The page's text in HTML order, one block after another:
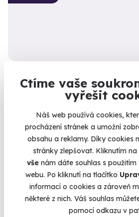
Ctíme vaše
vyřešit
Náš web používá cookies,
procházení stránek a umožní
obsahu a reklamy. Díky cookies
stránky zlepšovat. Kliknutím
vše nám dáte souhlas s
webu. Po kliknutí na tlačítko
informací o cookies a zároveň
některé z nich. Váš souhlas
pomocí odkazu v
Trofeo EVO
Zážitek, kde čísla mluví za vše: 620
Slovakia Ring
(+ 2 další lokality)
5 990 Kč
Volný termín už 31. 08. 2026